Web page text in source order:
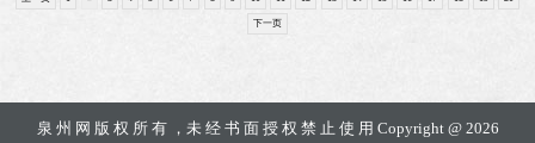
下一页
泉 州 网 版 权 所 有 ，未 经 书 面 授 权 禁 止 使 用 Copyright @ 2026